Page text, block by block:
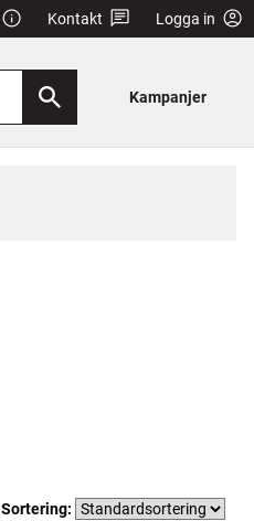
Kontakt Logga in
Kampanjer
Sortering: